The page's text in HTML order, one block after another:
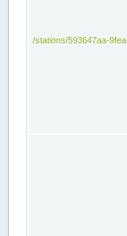
/stations/593647aa-